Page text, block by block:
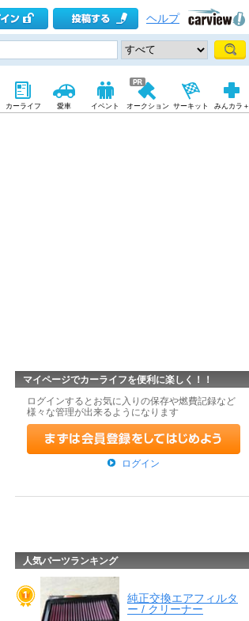
ヘルプ
カーライフ 愛車 イベント オークション サーキット みんカラ＋
マイページでカーライフを便利に楽しく！！
ログインするとお気に入りの保存や燃費記録など
様々な管理が出来るようになります
ログイン
人気パーツランキング
純正交換エアフィルタ
ー / クリーナー